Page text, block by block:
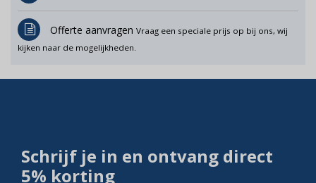
Offerte aanvragen Vraag een speciale prijs op bij ons, wij
kijken naar de mogelijkheden.
Schrijf je in en ontvang direct
5% korting